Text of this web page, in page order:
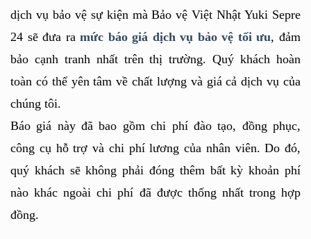
dịch vụ bảo vệ sự kiện mà Bảo vệ Việt Nhật Yuki Sepre
24 sẽ đưa ra mức báo giá dịch vụ bảo vệ tối ưu, đảm
bảo cạnh tranh nhất trên thị trường. Quý khách hoàn
toàn có thể yên tâm về chất lượng và giá cả dịch vụ của
chúng tôi.
Báo giá này đã bao gồm chi phí đào tạo, đồng phục,
công cụ hỗ trợ và chi phí lương của nhân viên. Do đó,
quý khách sẽ không phải đóng thêm bất kỳ khoản phí
nào khác ngoài chi phí đã được thống nhất trong hợp
đồng.